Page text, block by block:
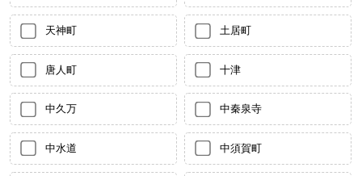
天神町 土居町
唐人町 十津
中久万 中秦泉寺
中水道 中須賀町